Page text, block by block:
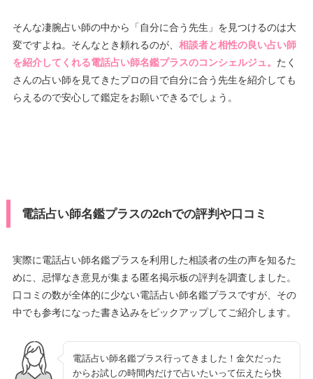
そんな凄腕占い師の中から「自分に合う先生」を見つけるのは大
変ですよね。そんなとき頼れるのが、 相談者と相性の良い占い師
を紹介してくれる電話占い師名鑑プラスのコンシェルジュ。 たく
さんの占い師を見てきたプロの目で自分に合う先生を紹介しても
らえるので安心して鑑定をお願いできるでしょう。
電話占い師名鑑プラスの2chでの評判や口コミ
実際に電話占い師名鑑プラスを利用した相談者の生の声を知るた
めに、忌憚なき意見が集まる匿名掲示板の評判を調査しました。
口コミの数が全体的に少ない電話占い師名鑑プラスですが、その
中でも参考になった書き込みをピックアップしてご紹介します。
電話占い師名鑑プラス行ってきました！金欠だった
からお試しの時間内だけで占いたいって伝えたら快